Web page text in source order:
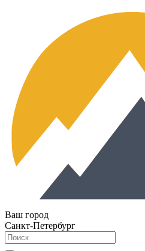
Ваш город
Санкт-Петербург